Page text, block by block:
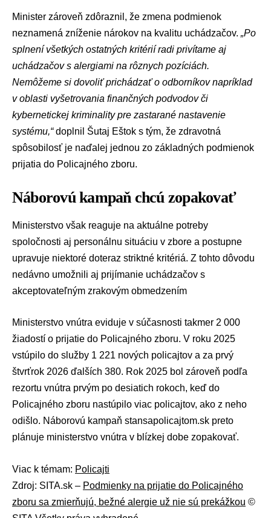
Minister zároveň zdôraznil, že zmena podmienok
neznamená zníženie nárokov na kvalitu uchádzačov. „Po
splnení všetkých ostatných kritérií radi privítame aj
uchádzačov s alergiami na rôznych pozíciách.
Nemôžeme si dovoliť prichádzať o odborníkov napríklad
v oblasti vyšetrovania finančných podvodov či
kybernetickej kriminality pre zastarané nastavenie
systému,“doplnil Šutaj Eštok s tým, že zdravotná
spôsobilosť je naďalej jednou zo základných podmienok
prijatia do Policajného zboru.
Náborovú kampaň chcú zopakovať
Ministerstvo však reaguje na aktuálne potreby
spoločnosti aj personálnu situáciu v zbore a postupne
upravuje niektoré doteraz striktné kritériá. Z tohto dôvodu
nedávno umožnili aj prijímanie uchádzačov s
akceptovateľným zrakovým obmedzením
Ministerstvo vnútra eviduje v súčasnosti takmer 2 000
žiadostí o prijatie do Policajného zboru. V roku 2025
vstúpilo do služby 1 221 nových policajtov a za prvý
štvrťrok 2026 ďalších 380. Rok 2025 bol zároveň podľa
rezortu vnútra prvým po desiatich rokoch, keď do
Policajného zboru nastúpilo viac policajtov, ako z neho
odišlo. Náborovú kampaň stansapolicajtom.sk preto
plánuje ministerstvo vnútra v blízkej dobe zopakovať.
Viac k témam: Policajti
Zdroj: SITA.sk – Podmienky na prijatie do Policajného
zboru sa zmierňujú, bežné alergie už nie sú prekážkou ©